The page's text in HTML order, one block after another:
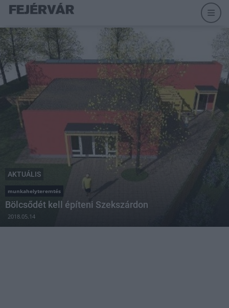
AKTUÁLIS
munkahelyteremtés
Bölcsődét kell építeni Szekszárdon
2018.05.14